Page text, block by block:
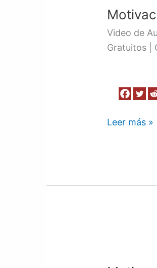
Video de
Gratuitos |
Video
2
Leer más »